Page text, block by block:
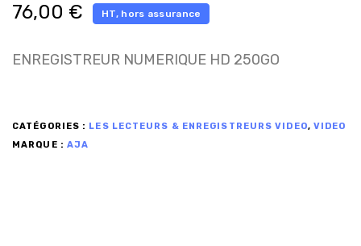
76,00 € HT, hors assurance
ENREGISTREUR NUMERIQUE HD 250GO
CATÉGORIES : LES LECTEURS & ENREGISTREURS VIDEO, VIDEO
MARQUE : AJA